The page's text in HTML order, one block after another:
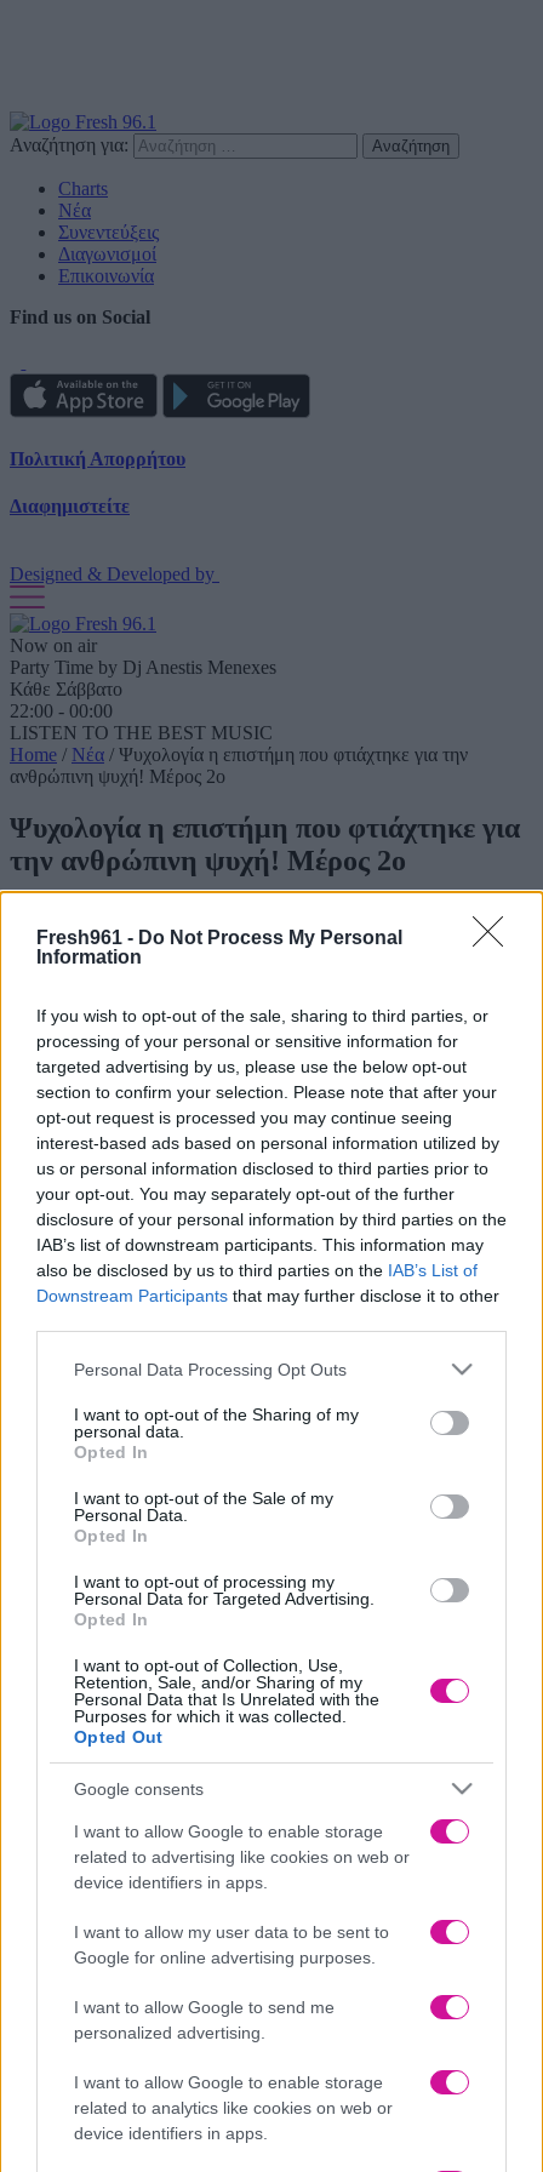
Fresh961 - Do Not Process My Personal
Information
If you wish to opt-out of the sale, sharing to third parties, or
processing of your personal or sensitive information for
targeted advertising by us, please use the below opt-out
section to confirm your selection. Please note that after your
opt-out request is processed you may continue seeing
interest-based ads based on personal information utilized by
us or personal information disclosed to third parties prior to
your opt-out. You may separately opt-out of the further
disclosure of your personal information by third parties on the
IAB’s list of downstream participants. This information may
also be disclosed by us to third parties on the IAB’s List of
Downstream Participants that may further disclose it to other
Please note that this website/app uses one or more Google
not limited to your visit or usage behaviour. You may click to
grant or deny consent to Google and its third-party tags to
use your data for below specified purposes in below Google
consent section.
Personal Data Processing Opt Outs
I want to opt-out of the Sharing of my
personal data.
Opted In
I want to opt-out of the Sale of my
Personal Data.
Opted In
I want to opt-out of processing my
Personal Data for Targeted Advertising.
Opted In
I want to opt-out of Collection, Use,
Retention, Sale, and/or Sharing of my
Personal Data that Is Unrelated with the
Purposes for which it was collected.
Opted Out
Google consents
I want to allow Google to enable storage
related to advertising like cookies on web or
device identifiers in apps.
I want to allow my user data to be sent to
Google for online advertising purposes.
I want to allow Google to send me
personalized advertising.
I want to allow Google to enable storage
related to analytics like cookies on web or
device identifiers in apps.
Αναζήτηση για:
Charts
Νέα
Συνεντεύξεις
Διαγωνισμοί
Επικοινωνία
Find us on Social
Πολιτική Απορρήτου
Διαφημιστείτε
Designed & Developed by
Now on air
Party Time by Dj Anestis Menexes
Κάθε Σάββατο
22:00 - 00:00
LISTEN TO THE BEST MUSIC
Home / Νέα / Ψυχολογία η επιστήμη που φτιάχτηκε για την
ανθρώπινη ψυχή! Μέρος 2ο
Ψυχολογία η επιστήμη που φτιάχτηκε για
την ανθρώπινη ψυχή! Μέρος 2ο
Σίγουρα οι συνεδρίες δεν αποτελούν μια ανακριτική διαδικασία.
Είναι μια άνετη διαδικασία σε πολλές περιπτώσεις δομημένη αλλά
σίγουρα προσαρμοσμένη στις ανάγκες και τις ανησυχίες του
θεραπευμένου. Ερωτήσεις τύπου; Τι σε έφερε σήμερα εδώ; Ποιο
είναι αυτό που μέχρι σήμερα νιώθεις δεν μπορείς να
διαχειριστείς; Ποιον είναι το βασικό σου αίτημα που θα μπορούσα
να σε βοηθήσω; Είναι σίγουρα οι πρώτες που θα διατυπωθούν με
στόχο την αρχική διερεύνηση του προβλήματος !!!
Σίγουρα κάθε ερώτηση και κάθε διατύπωση από έναν ψυχολόγο
δεν έχει ανακριτικό χαρακτήρα και σε καμία περίπτωση δεν θα
αντικατοπτρίζει προσωπικές πεποιθήσεις του ειδικού καθώς ο ίδιος
έχει ρόλο καθοδηγητή.
Θα με καταλάβει ο ψυχολόγος;
Σίγουρα η κατανόηση είναι μια δύσκολη διαδικασία γιατί ο ρόλος
θεραπευόμενου μέσα από τις περιγραφές του και με μια μαιευτική
μέθοδο έτσι ώστε να κατανοήσει όσο το δυνατόν περισσότερο
εκτός από τον τρόπο σκέψεις, συναισθήματα, συμπεριφορές και
ανησυχίες του. Σίγουρα πρωταρχικός στόχος του θεραπευτή
ψυχολόγου είναι η κατανόηση και η ενσυναίσθηση.
Ποσό θα μου κοστίσει μια ολοκληρωμένη θεραπεία;
Αυτό σίγουρα δεν έχει μια απάντηση !!!
Η σοβαρότητα του προβλήματος, η δεκτικότητα του θεραπευμένου
για αλλαγή, οι συνθήκες, σίγουρα κάνουν μια θεραπεία από πολύ
προσιτή έως και σε βάθος χρόνου δαπανηρή. Σίγουρα το αντίτιμο
για μια ολοκληρωμένη θεραπεία που θα οδηγήσει σε μια
ισορροπημένη και υγιείς καθημερινότητα θέλω να πιστεύω πως
αξίζει. Ωστόσο οι τιμές στην αγορά ξεκινούν από τα 30-35 ευρώ
και φτάνουν σε κάποιες περιπτώσεις τα 70€. Σίγουρα μια ειλικρινής
κουβέντα με τον ψυχολόγο για την οικονομική σας δυνατότητα θα
του προβλήματος σας μια προσαρμοσμένη και ολοκληρωμένη
θεραπεία για εσάς.
Μπορώ να εμπιστευθώ το ψυχολόγο μου;
Ο κώδικας ηθικής και δεοντολογίας που διέπει τους ψυχολόγους
έχει πολύ συγκεκριμένο χαρακτήρα. Εχεμύθεια, διακριτικότητα,
λίθους στην σχέση θεραπευτή και θεραπευμένου. Ωστόσο η
θεραπευτική σχέση είναι ξεκάθαρα μια σχέση εμπιστοσύνης και
από τις δυο πλευρές και εφόσον έχεις επιλέξει προσεκτικά τον
θεραπευτή σου η διαδρομή της σχέσεις θα χτιστεί πάνω σε αυτό
τον κώδικα αμοιβαίας εμπιστοσύνης.
Είμαι τρελός ή μήπως χρειάζομαι βοήθεια για να κατακτήσω